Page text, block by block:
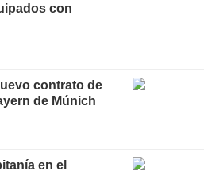
con
contrato de
de Múnich
en el